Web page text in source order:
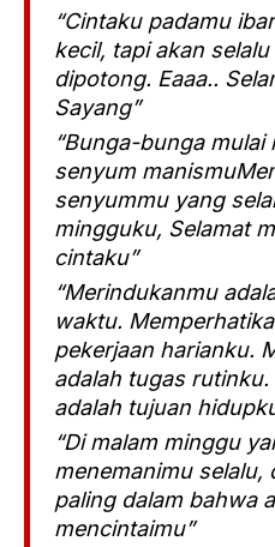
“Cintaku padamu
kecil, tapi akan
dipotong. Eaaa..
Sayang”
“Bunga-bunga mulai
senyum
senyummu yang
mingguku, Selamat
cintaku”
“Merindukanmu
waktu.
pekerjaan harianku.
adalah tugas
adalah tujuan
“Di malam minggu
menemanimu selalu,
paling dalam bahwa
mencintaimu”